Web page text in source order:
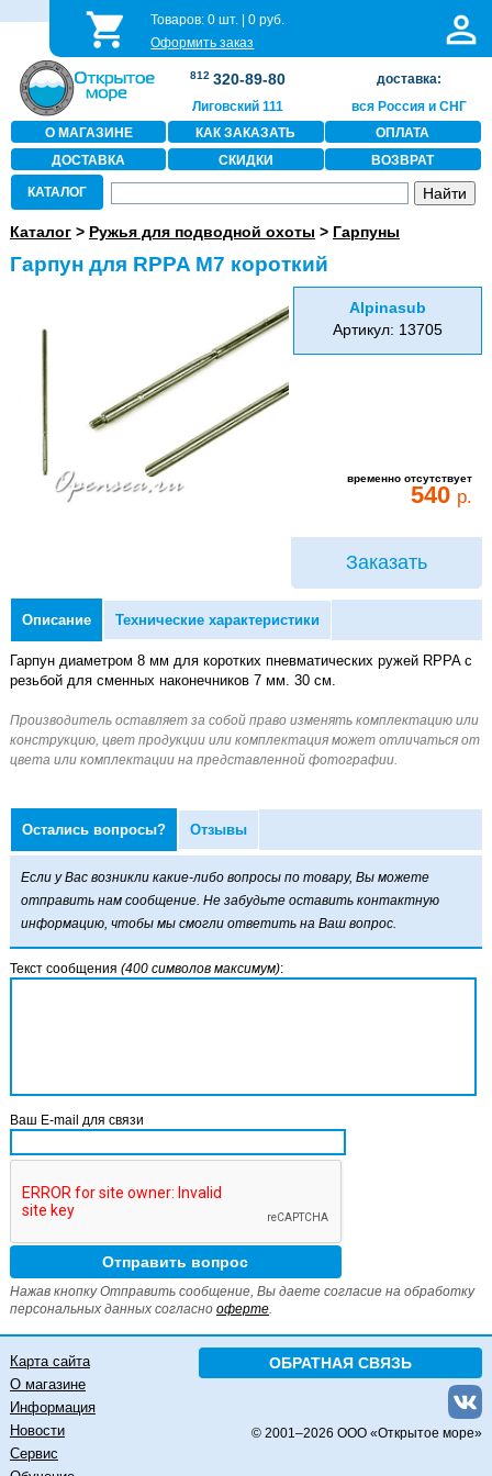
Товаров:0 шт. |0 руб.
Оформить заказ
812 320-89-80
Лиговский 111
доставка:
вся Россия и СНГ
О МАГАЗИНЕ
КАК ЗАКАЗАТЬ
ОПЛАТА
ДОСТАВКА
СКИДКИ ВОЗВРАТ
КАТАЛОГ
Каталог> Ружья для подводной охоты > Гарпуны
Гарпун для RPPA M7 короткий
Alpinasub
Артикул: 13705
временно отсутствует
540 р.
Заказать
Описание Технические характеристики
Гарпун диаметром 8 мм для коротких пневматических ружей RPPA с
резьбой для сменных наконечников 7 мм. 30 см.
Остались вопросы? Отзывы
Если у Вас возникли какие-либо вопросы по товару, Вы можете
отправить нам сообщение. Не забудьте оставить контактную
информацию, чтобы мы смогли ответить на Ваш вопрос.
Текст сообщения (400 символов максимум):
Ваш E-mail для связи
Нажав кнопку Отправить сообщение, Вы даете согласие на обработку
персональных данных согласно оферте.
ОБРАТНАЯ СВЯЗЬ
© 2001–2026 ООО «Открытое море»
Карта сайта
О магазине
Информация
Новости
Сервис